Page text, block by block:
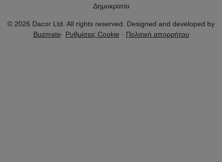
Δημοκρατία
© 2026 Dacor Ltd. All rights reserved. Designed and developed by
Buzmate· Ρυθμίσεις Cookie · Πολιτική απορρήτου